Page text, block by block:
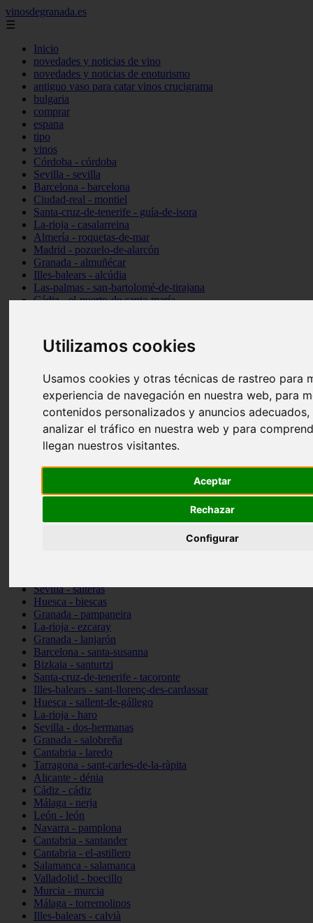
Utilizamos cookies
Usamos cookies y otras técnicas de rastreo para
experiencia de navegación en nuestra web, para
contenidos personalizados y anuncios adecuados,
analizar el tráfico en nuestra web y para
llegan nuestros visitantes.
Aceptar
Rechazar
Configurar
vinosdegranada.es
☰
Inicio
novedades y noticias de vino
novedades y noticias de enoturismo
antiguo vaso para catar vinos crucigrama
bulgaria
comprar
espana
tipo
vinos
Córdoba - córdoba
Sevilla - sevilla
Barcelona - barcelona
Ciudad-real - montiel
Santa-cruz-de-tenerife - guía-de-isora
La-rioja - casalarreina
Almería - roquetas-de-mar
Madrid - pozuelo-de-alarcón
Granada - almuñécar
Illes-balears - alcúdia
Las-palmas - san-bartolomé-de-tirajana
Cádiz - el-puerto-de-santa-maría
Santa-cruz-de-tenerife - los-llanos-de-aridane
Cantabria - suances
Granada - monachil
Huesca - isábena
Huesca - alquézar
Huesca - castejón-de-sos
Sevilla - marinaleda
Barcelona - la-pobla-de-lillet
Las-palmas - yaiza
Sevilla - salteras
Huesca - biescas
Granada - pampaneira
La-rioja - ezcaray
Granada - lanjarón
Barcelona - santa-susanna
Bizkaia - santurtzi
Santa-cruz-de-tenerife - tacoronte
Illes-balears - sant-llorenç-des-cardassar
Huesca - sallent-de-gállego
La-rioja - haro
Sevilla - dos-hermanas
Granada - salobreña
Cantabria - laredo
Tarragona - sant-carles-de-la-ràpita
Alicante - dénia
Cádiz - cádiz
Málaga - nerja
León - león
Navarra - pamplona
Cantabria - santander
Cantabria - el-astillero
Salamanca - salamanca
Valladolid - boecillo
Murcia - murcia
Málaga - torremolinos
Illes-balears - calvià